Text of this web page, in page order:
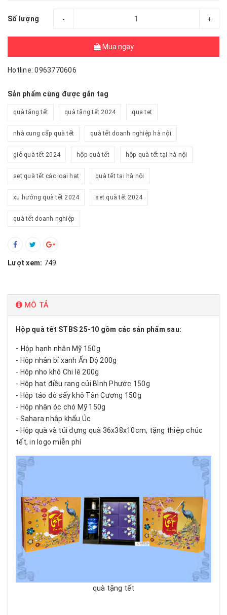
Số lượng - +
Mua ngay
Hotline: 0963770606
Sản phẩm cùng được gắn tag
quà tặng tết quà tặng tết 2024 qua tet
nhà cung cấp quà tết quà tết doanh nghiệp hà nội
giỏ quà tết 2024 hộp quà tết hộp quà tết tại hà nội
set quà tết các loại hạt quà tết tại hà nội
xu hướng quà tết 2024 set quà tết 2024
quà tết doanh nghiệp
Lượt xem: 749
MÔ TẢ
Hộp quà tết STBS 25-10 gồm các sản phẩm sau:
- Hộp hạnh nhân Mỹ 150g
- Hộp nhân bí xanh Ấn Độ 200g
- Hộp nho khô Chi lê 200g
- Hộp hạt điều rang củi Bình Phước 150g
- Hộp táo đỏ sấy khô Tân Cương 150g
- Hộp nhân óc chó Mỹ 150g
- Sahara nhập khẩu Úc
- Hộp quà và túi đựng quà 36x38x10cm, tặng thiệp chúc
tết, in logo miễn phí
quà tặng tết